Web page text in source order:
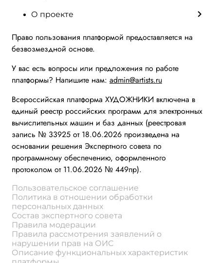
О проекте
Право пользования платформой предоставляется на
безвозмездной основе.
У вас есть вопросы или предложения по работе
платформы? Напишите нам: admin@artists.ru
Всероссийская платформа ХУДОЖНИКИ включена в
единый реестр российских программ для электронных
вычислительных машин и баз данных (реестровая
запись № 33925 от 18.06.2026 произведена на
основании решения Экспертного совета по
программному обеспечению, оформленного
протоколом от 11.06.2026 № 449пр).
Пользовательское соглашение
Политика в отношении обработки
персональных данных
Состав экспертного совета
Правила модерации
Правила рассмотрения заявлений о
нарушении прав на ОИС
Описание функциональных характеристик